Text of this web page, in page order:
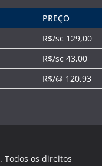
PREÇO
R$/sc 129,00
R$/sc 43,00
R$/@ 120,93
. Todos os direitos